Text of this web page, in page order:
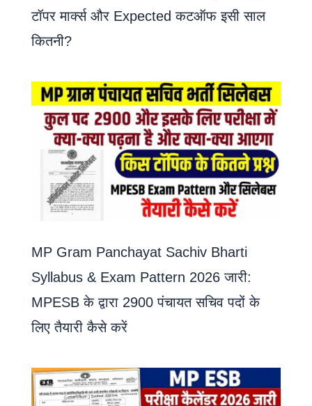
टॉपर मार्क्स और Expected कटऑफ इसी साल
कितनी?
MP Gram Panchayat Sachiv Bharti
Syllabus & Exam Pattern 2026 जारी:
MPESB के द्वारा 2900 पंचायत सचिव पदों के
लिए तैयारी कैसे करें